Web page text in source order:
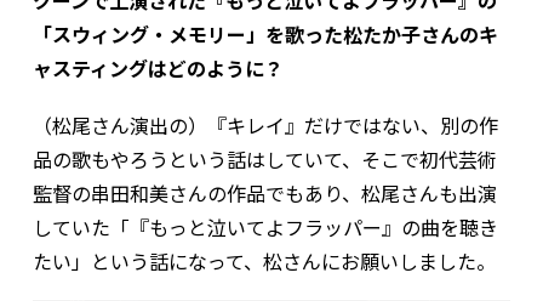
「スウィング・メモリー」を歌った松たか子さんのキ
ャスティングはどのように？
（松尾さん演出の）『キレイ』だけではない、別の作
品の歌もやろうという話はしていて、そこで初代芸術
監督の串田和美さんの作品でもあり、松尾さんも出演
していた「『もっと泣いてよフラッパー』の曲を聴き
たい」という話になって、松さんにお願いしました。